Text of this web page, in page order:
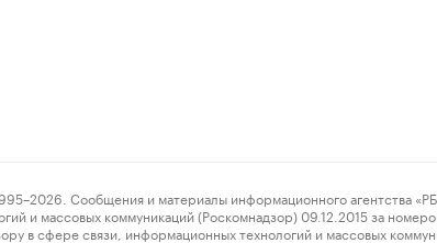
Сообщения и материалы информационного агентства
и массовых коммуникаций (Роскомнадзор) 09.12.2015 за
в сфере связи, информационных технологий и массовых